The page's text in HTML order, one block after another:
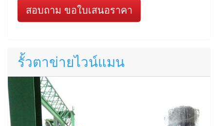
สอบถาม ขอใบเสนอราคา
รั้วตาข่ายไวน์แมน